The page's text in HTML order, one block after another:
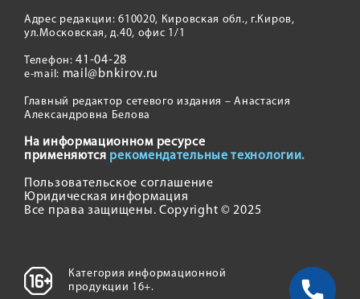
Адрес редакции: 610020, Кировская обл., г.Киров,
ул.Московская, д.40, офис 1/1
Телефон:41-04-28
e-mail: mail@bnkirov.ru
Главный редактор сетевого издания – Анастасия
Александровна Белова
На информационном ресурсе
применяются рекомендательные технологии.
Пользовательское соглашение
Юридическая информация
Все права защищены. Copyright © 2025
Категория информационной
продукции 16+.